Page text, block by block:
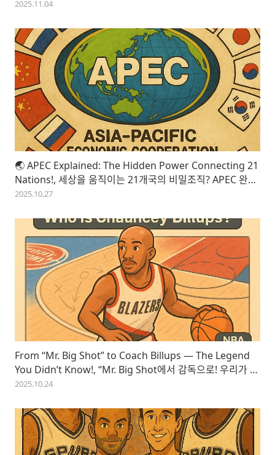
화·레전드·소름 돋는 팩트 10
2025.11.04
🌏 APEC Explained: The Hidden Power Connecting 21
Nations!, 세상을 움직이는 21개국의 비밀조직? APEC 완전
해부!
2025.10.27
From “Mr. Big Shot” to Coach Billups — The Legend
You Didn’t Know!, “Mr. Big Shot에서 감독으로! 우리가 몰
랐던 Chauncey Billups의 진짜 이야기”
2025.10.24